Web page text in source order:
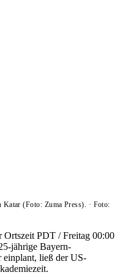
Katar (Foto: Zuma Press). · Foto:
PDT / Freitag 00:00
jährige Bayern-
einplant, ließ der US-